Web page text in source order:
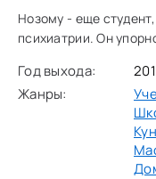
Нозому - еще
психиатрии. Он
Фактически, он
Год выхода:
Жанры: